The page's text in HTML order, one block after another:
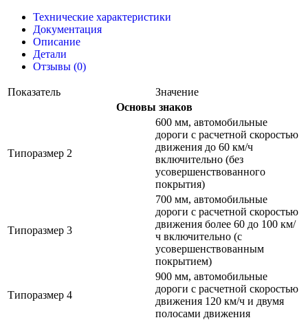
Технические характеристики
Документация
Описание
Детали
Отзывы (0)
Показатель
Значение
Основы знаков
Типоразмер 2
600 мм, автомобильные
дороги с расчетной скоростью
движения до 60 км/ч
включительно (без
усовершенствованного
покрытия)
Типоразмер 3
700 мм, автомобильные
дороги с расчетной скоростью
движения более 60 до 100 км/
ч включительно (с
усовершенствованным
покрытием)
Типоразмер 4
900 мм, автомобильные
дороги с расчетной скоростью
движения 120 км/ч и двумя
полосами движения